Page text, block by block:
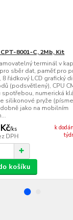
8001-C, 2Mb, Kit
terminál v
sběr dat, paměť pro
8 řádkový LCD grafický
(podsvětlený), CPU
spotřebou, numerická
silikonové pryže
jako na mobilním
/ks
DPH
k
košíku